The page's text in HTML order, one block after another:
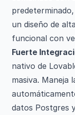
un diseño de
funcional con
Fuerte
nativo de
masiva. Maneja
datos Postgres